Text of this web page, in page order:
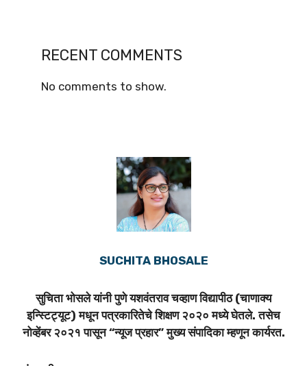
RECENT COMMENTS
No comments to show.
SUCHITA BHOSALE
सुचिता भोसले यांनी पुणे यशवंतराव चव्हाण विद्यापीठ (चाणाक्य
इन्स्टिट्यूट) मधून पत्रकारितेचे शिक्षण २०२० मध्ये घेतले. तसेच
नोव्हेंबर २०२१ पासून “न्यूज प्रहार” मुख्य संपादिका म्हणून कार्यरत.